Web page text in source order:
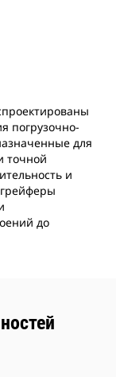
погрузочно-
для
точной
и
до